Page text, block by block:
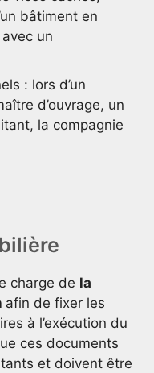
bâtiment en
un
: lors d’un
d’ouvrage, un
la compagnie
charge de la
afin de fixer les
à l’exécution du
ces documents
et doivent être